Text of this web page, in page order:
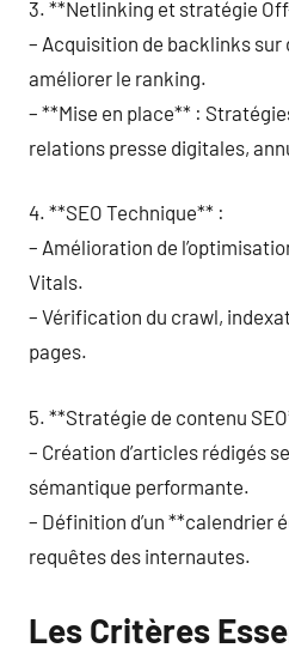
3. **Netlinking et stratégie
– Acquisition de backlinks
améliorer le ranking.
– **Mise en place** :
relations presse digitales,
4. **SEO Technique** :
– Amélioration de
Vitals.
– Vérification du crawl,
pages.
5. **Stratégie de contenu
– Création d’articles rédigés
sémantique performante.
– Définition d’un **calendrier
requêtes des internautes.
Les Critères